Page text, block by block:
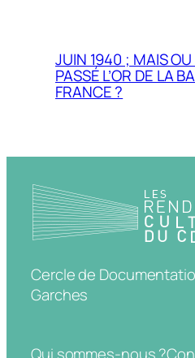
JUIN 1940 ; MAIS
PASSÉ L’OR DE LA
FRANCE ?
Cercle de
Garches